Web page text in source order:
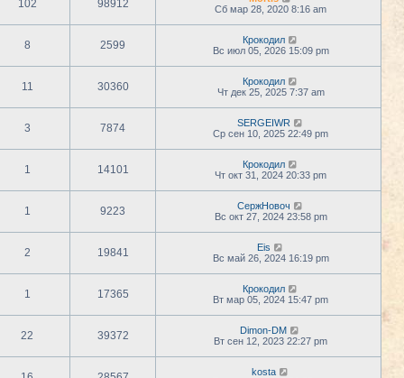
102 98912
Сб мар 28, 2020 8:16 am
8 2599
Крокодил
Вс июл 05, 2026 15:09 pm
11 30360
Крокодил
Чт дек 25, 2025 7:37 am
3 7874
SERGEIWR
Ср сен 10, 2025 22:49 pm
1 14101
Крокодил
Чт окт 31, 2024 20:33 pm
1 9223
СержНовоч
Вс окт 27, 2024 23:58 pm
2 19841
Eis
Вс май 26, 2024 16:19 pm
1 17365
Крокодил
Вт мар 05, 2024 15:47 pm
22 39372
Dimon-DM
Вт сен 12, 2023 22:27 pm
kosta